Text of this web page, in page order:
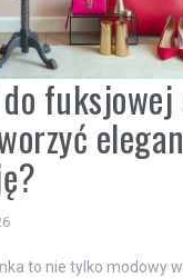
to nie tylko modowy